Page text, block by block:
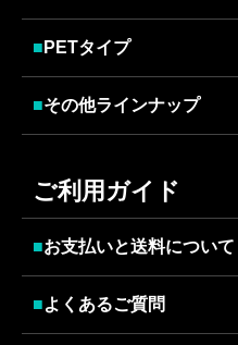
■ PETタイプ
■その他ラインナップ
ご利用ガイド
■お支払いと送料について
■よくあるご質問